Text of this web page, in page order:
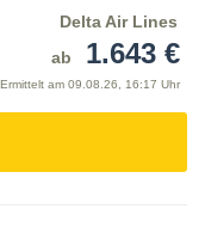
Delta Air Lines
ab
1.643 €
Ermittelt am 09.08.26, 16:17 Uhr